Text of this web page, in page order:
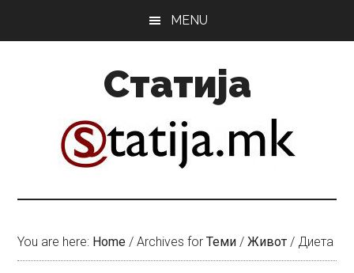
MENU
Статија
You are here: Home / Archives forТеми / Живот / Диета